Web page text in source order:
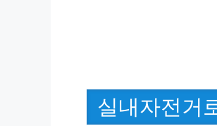
실내자전거